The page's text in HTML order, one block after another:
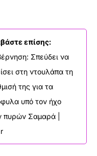
επίσης:
Σπεύδει να
στη ντουλάπα τη
της για τα
υπό τον ήχο
πυρών Σαμαρά |